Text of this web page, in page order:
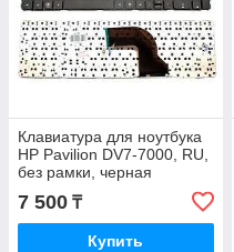
Клавиатура для ноутбука
HP Pavilion DV7-7000, RU,
без рамки, черная
7 500 ₸
Купить